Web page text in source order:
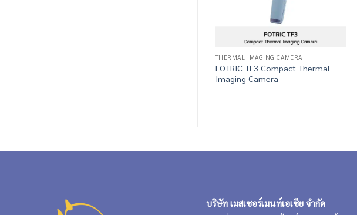
THERMAL IMAGING CAMERA
FOTRIC TF3 Compact Thermal
Imaging Camera
บริษัท เมสเชอร์เมนท์เอเชีย จำกัด